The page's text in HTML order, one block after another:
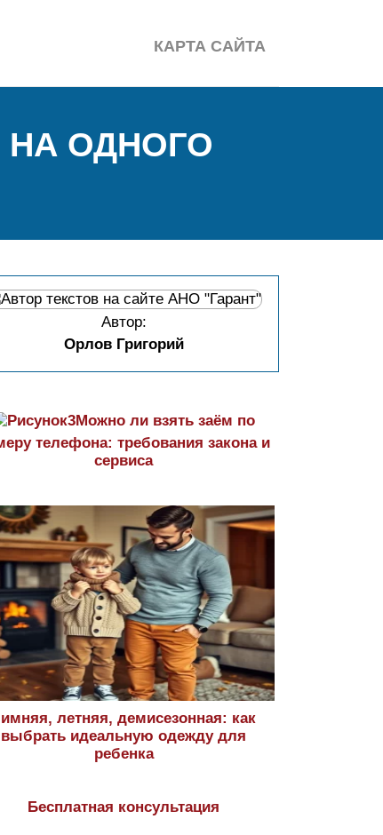
КАРТА САЙТА
ОДНОГО
Автор:
Орлов Григорий
Можно ли взять заём по
телефона: требования закона и
сервиса
летняя, демисезонная: как
выбрать идеальную одежду для
ребенка
Бесплатная консультация